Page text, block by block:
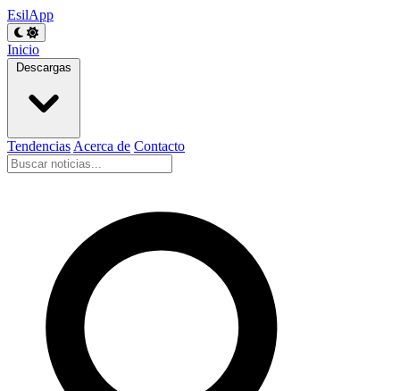
EsilApp
Inicio
Descargas
Tendencias Acerca de Contacto